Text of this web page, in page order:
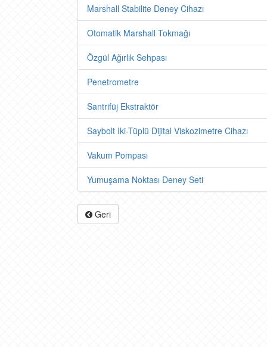
Marshall Stabilite Deney Cihazı
Otomatik Marshall Tokmağı
Özgül Ağırlık Sehpası
Penetrometre
Santrifüj Ekstraktör
Saybolt Iki-Tüplü Dijital Viskozimetre Cihazı
Vakum Pompası
Yumuşama Noktası Deney Seti
Geri